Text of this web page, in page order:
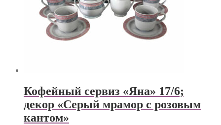
Кофейный сервиз «Яна» 17/6;
декор «Серый мрамор с розовым
кантом»